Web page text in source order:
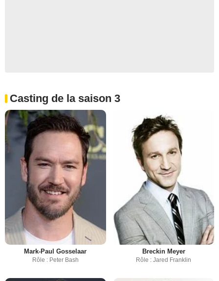
Casting de la saison 3
Mark-Paul Gosselaar
Rôle : Peter Bash
Breckin Meyer
Rôle : Jared Franklin